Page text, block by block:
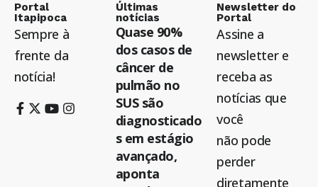
Portal
Itapipoca
Sempre à
frente da
notícia!
Últimas
notícias
Quase 90%
dos casos de
câncer de
pulmão no
SUS são
diagnosticado
s em estágio
avançado,
aponta
Newsletter do
Portal
Assine a
newsletter e
receba as
notícias que
você
não pode
perder
diretamente